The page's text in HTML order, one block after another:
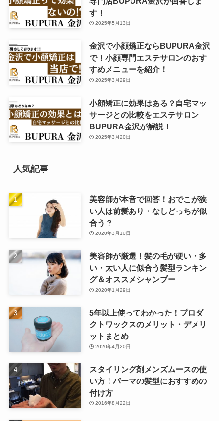
す！
2025年5月13日
金沢で小顔矯正ならBUPURA金沢
で！小顔専門エステサロンのおす
すめメニューを紹介！
2025年3月29日
小顔矯正に効果はある？自宅マッ
サージとの比較をエステサロン
BUPURA金沢が解説！
2025年3月20日
人気記事
美容師が本音で回答！おでこが狭
い人は前髪あり・なしどっちが似
合う？
2020年3月10日
美容師が厳選！髪の毛が硬い・多
い・太い人に似合う髪型ランキン
グ＆オススメシャンプー
2020年1月29日
5年以上使ってわかった！プロダ
クトワックスのメリット・デメリ
ットまとめ
2020年4月20日
スタイリング剤メンズムースの使
い方！パーマの髪型におすすめの
付け方
2016年8月22日